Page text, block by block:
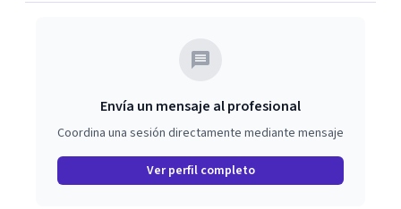
Envía un mensaje al profesional
Coordina una sesión directamente mediante mensaje
Ver perfil completo